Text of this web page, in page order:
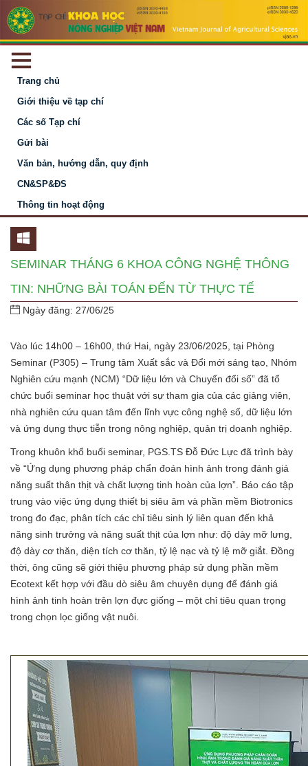
Trang chủ
Giới thiệu về tạp chí
Các số Tạp chí
Gửi bài
Văn bản, hướng dẫn, quy định
CN&SP&ĐS
Thông tin hoạt động
SEMINAR THÁNG 6 KHOA CÔNG NGHỆ THÔNG
TIN: NHỮNG BÀI TOÁN ĐẾN TỪ THỰC TẾ
Ngày đăng: 27/06/25
Vào lúc 14h00 – 16h00, thứ Hai, ngày 23/06/2025, tại Phòng
Seminar (P305) – Trung tâm Xuất sắc và Đổi mới sáng tạo, Nhóm
Nghiên cứu mạnh (NCM) “Dữ liệu lớn và Chuyển đổi số” đã tổ
chức buổi seminar học thuật với sự tham gia của các giảng viên,
nhà nghiên cứu quan tâm đến lĩnh vực công nghệ số, dữ liệu lớn
và ứng dụng thực tiễn trong nông nghiệp, quản trị doanh nghiệp.
Trong khuôn khổ buổi seminar, PGS.TS Đỗ Đức Lực đã trình bày
về “Ứng dụng phương pháp chẩn đoán hình ảnh trong đánh giá
năng suất thân thịt và chất lượng tinh hoàn của lợn”. Báo cáo tập
trung vào việc ứng dụng thiết bị siêu âm và phần mềm Biotronics
trong đo đạc, phân tích các chỉ tiêu sinh lý liên quan đến khả
năng sinh trưởng và năng suất thịt của lợn như: độ dày mỡ lưng,
độ dày cơ thăn, diện tích cơ thăn, tỷ lệ nạc và tỷ lệ mỡ giắt. Đồng
thời, ông cũng sẽ giới thiệu phương pháp sử dụng phần mềm
Ecotext kết hợp với đầu dò siêu âm chuyên dụng để đánh giá
hình ảnh tinh hoàn trên lợn đực giống – một chỉ tiêu quan trọng
trong chọn lọc giống vật nuôi.